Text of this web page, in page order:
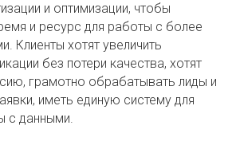
и оптимизации, чтобы
и ресурс для работы с более
Клиенты хотят увеличить
без потери качества, хотят
грамотно обрабатывать лиды и
иметь единую систему для
с данными.